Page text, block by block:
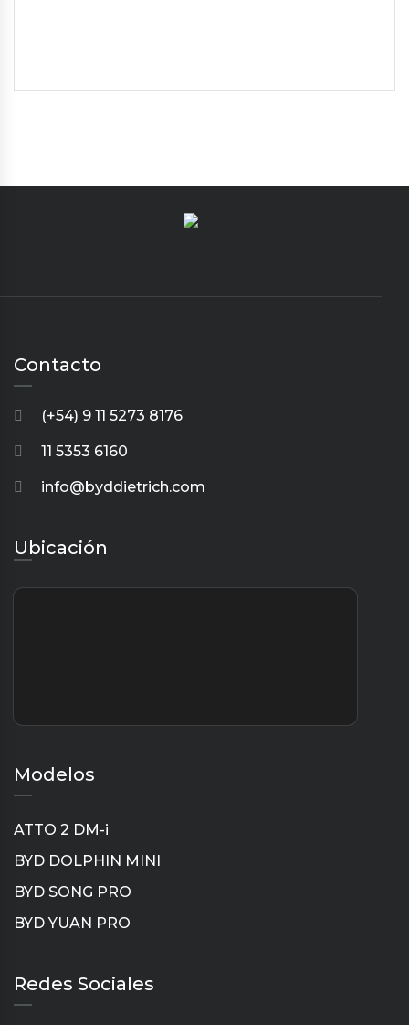
Contacto
(+54) 9 11 5273 8176
11 5353 6160
info@byddietrich.com
Ubicación
Modelos
ATTO 2 DM-i
BYD DOLPHIN MINI
BYD SONG PRO
BYD YUAN PRO
Redes Sociales
Instagram
TikTok
YouTube
LinkedIn